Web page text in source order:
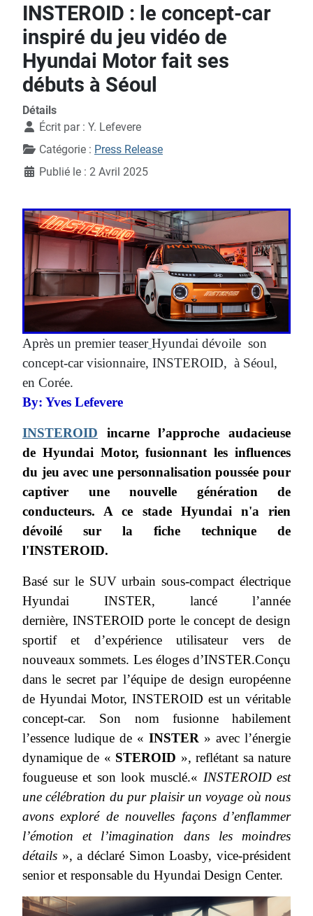
INSTEROID : le concept-car
inspiré du jeu vidéo de
Hyundai Motor fait ses
débuts à Séoul
Détails
Écrit par : Y. Lefevere
Catégorie : Press Release
Publié le : 2 Avril 2025
Après un premier teaser Hyundai dévoile son
concept-car visionnaire, INSTEROID, à Séoul,
en Corée.
By: Yves Lefevere
INSTEROID incarne l’approche audacieuse
de Hyundai Motor, fusionnant les influences
du jeu avec une personnalisation poussée pour
captiver une nouvelle génération de
conducteurs. A ce stade Hyundai n'a rien
dévoilé sur la fiche technique de
l'INSTEROID.
Basé sur le SUV urbain sous-compact électrique
Hyundai INSTER, lancé l’année
dernière, INSTEROID porte le concept de design
sportif et d’expérience utilisateur vers de
nouveaux sommets. Les éloges d’INSTER.Conçu
dans le secret par l’équipe de design européenne
de Hyundai Motor, INSTEROID est un véritable
concept-car. Son nom fusionne habilement
l’essence ludique de « INSTER » avec l’énergie
dynamique de « STEROID », reflétant sa nature
fougueuse et son look musclé.« INSTEROID est
une célébration du pur plaisir un voyage où nous
avons exploré de nouvelles façons d’enflammer
l’émotion et l’imagination dans les moindres
détails », a déclaré Simon Loasby, vice-président
senior et responsable du Hyundai Design Center.